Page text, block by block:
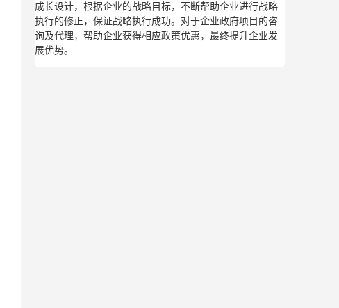
成长设计，根据企业的战略目标，不断帮助企业进行战略
执行的修正，保证战略执行成功。对于企业政府项目的咨
询及代理，帮助企业获得相应政策优惠，最终提升企业发
展优势。